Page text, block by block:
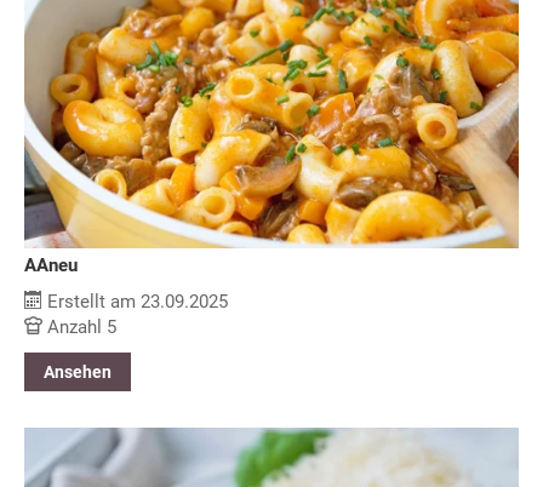
AAneu
Erstellt am 23.09.2025
Anzahl 5
Ansehen